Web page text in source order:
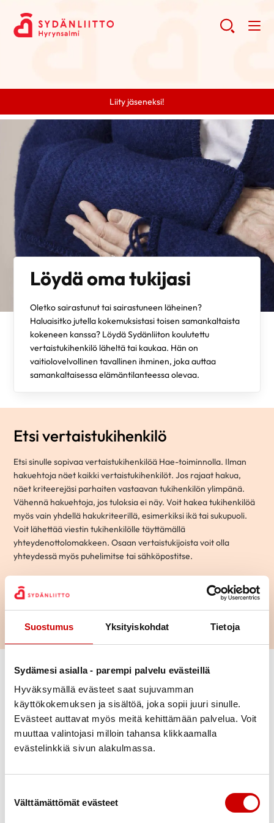
Suostumus Yksityiskohdat Tietoja
Sydämesi asialla - parempi palvelu evästeillä
Hyväksymällä evästeet saat sujuvamman
käyttökokemuksen ja sisältöä, joka sopii juuri sinulle.
Evästeet auttavat myös meitä kehittämään palvelua. Voit
muuttaa valintojasi milloin tahansa klikkaamalla
evästelinkkiä sivun alakulmassa.
Välttämättömät evästeet
Liity jäseneksi!
Löydä oma tukijasi
Oletko sairastunut tai sairastuneen läheinen?
Haluaisitko jutella kokemuksistasi toisen samankaltaista
kokeneen kanssa? Löydä Sydänliiton koulutettu
vertaistukihenkilö läheltä tai kaukaa. Hän on
vaitiolovelvollinen tavallinen ihminen, joka auttaa
samankaltaisessa elämäntilanteessa olevaa.
Etsi vertaistukihenkilö
Etsi sinulle sopivaa vertaistukihenkilöä Hae-toiminnolla. Ilman
hakuehtoja näet kaikki vertaistukihenkilöt. Jos rajaat hakua,
näet kriteerejäsi parhaiten vastaavan tukihenkilön ylimpänä.
Vähennä hakuehtoja, jos tuloksia ei näy. Voit hakea tukihenkilöä
myös vain yhdellä hakukriteerillä, esimerkiksi ikä tai sukupuoli.
Voit lähettää viestin tukihenkilölle täyttämällä
yhteydenottolomakkeen. Osaan vertaistukijoista voit olla
yhteydessä myös puhelimitse tai sähköpostitse.
Vaihda suodattimet
Aihepiiri
Kaupunki
Mikko
70-vuotias|Kotka
KESKUSTELEN AIHEISTA